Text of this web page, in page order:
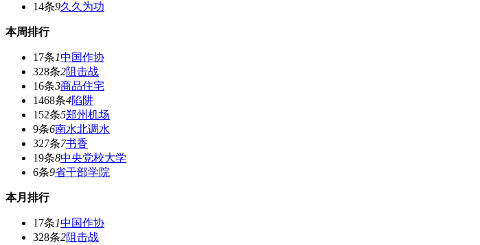
14条9久久为功
本周排行
17条1中国作协
328条2阻击战
16条3商品住宅
1468条4陷阱
152条5郑州机场
9条6南水北调水
327条7书香
19条8中央党校大学
6条9省干部学院
本月排行
17条1中国作协
328条2阻击战